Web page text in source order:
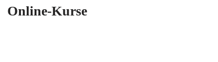
Online-Kurse